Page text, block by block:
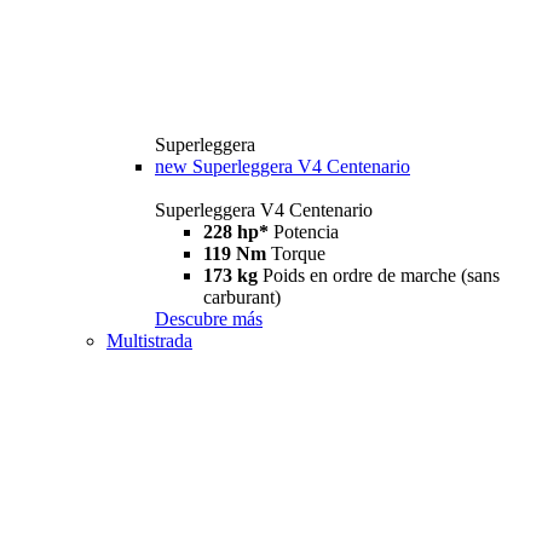
Superleggera
new Superleggera V4 Centenario
Superleggera V4 Centenario
228 hp* Potencia
119 Nm Torque
173 kg Poids en ordre de marche (sans
carburant)
Descubre más
Multistrada